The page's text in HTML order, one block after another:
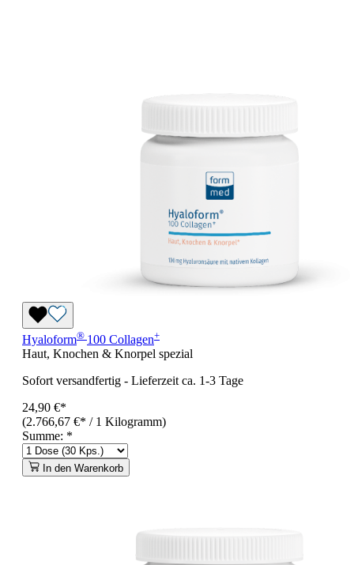
Hyaloform® 100 Collagen+
Haut, Knochen & Knorpel spezial
Sofort versandfertig - Lieferzeit ca. 1-3 Tage
24,90 €*
(2.766,67 €* / 1 Kilogramm)
Summe: *
In den Warenkorb